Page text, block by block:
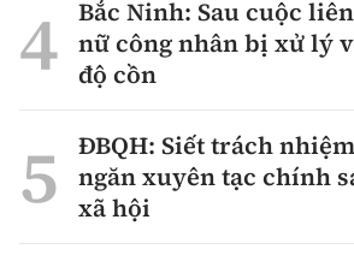
Bắc Ninh: Sau cuộc
nữ công nhân bị xử lý
độ cồn
ĐBQH: Siết trách
ngăn xuyên tạc chính
xã hội